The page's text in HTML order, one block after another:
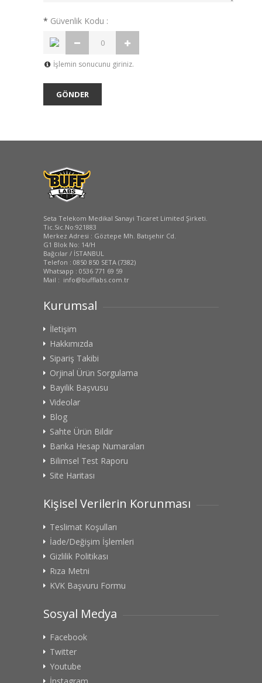
* Güvenlik Kodu :
İşlemin sonucunu giriniz.
Seta Telekom Medikal Sanayi Ticaret Limited Şirketi.
Tic.Sic.No:921883
Merkez Adresi : Göztepe Mh. Batışehir Cd.
G1 Blok No: 14/H
Bağcılar / İSTANBUL
Telefon : 0850 850 SETA (7382)
Whatsapp : 0536 771 69 59
Mail : info@bufflabs.com.tr
Kurumsal
İletişim
Hakkımızda
Sipariş Takibi
Orjinal Ürün Sorgulama
Bayilik Başvusu
Videolar
Blog
Sahte Ürün Bildir
Banka Hesap Numaraları
Bilimsel Test Raporu
Site Haritası
Kişisel Verilerin Korunması
Teslimat Koşulları
İade/Değişim İşlemleri
Gizlilik Politikası
Rıza Metni
KVK Başvuru Formu
Sosyal Medya
Facebook
Twitter
Youtube